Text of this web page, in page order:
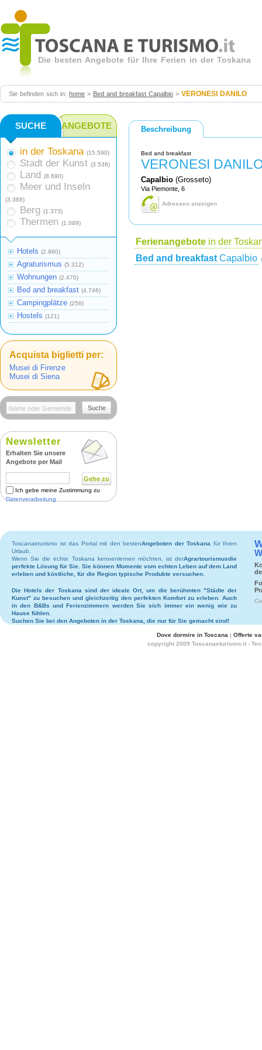
Die besten Angebote für Ihre Ferien in der Toskana
Sie befinden sich in: home > Bed and breakfast Capalbio > VERONESI DANILO
Beschreibung
Bed and breakfast
VERONESI
Capalbio (Grosseto)
Via Piemonte, 6
Adressen anzeigen
Ferienangebote in der
Bed and breakfast Capalbio
SUCHE ANGEBOTE
in der Toskana (15.590)
Stadt der Kunst (3.538)
Land (8.690)
Meer und Inseln
(3.368)
Berg (1.373)
Thermen (1.089)
Hotels (2.960)
Agraturismus (5.312)
Wohnungen (2.470)
Bed and breakfast (4.746)
Campingplätze (256)
Hostels (121)
Acquista biglietti per:
Musei di Firenze
Musei di Siena
Suche
Newsletter
Erhalten Sie unsere
Angebote per Mail
Gehe zu
Ich gebe meine Zustimmung zu
Datenverarbeitung
Toscanaeturismo ist das Portal mit den bestenAngeboten der Toskana für Ihren
Urlaub.
Wenn Sie die echte Toskana kennenlernen möchten, ist derAgrartourismusdie
perfekte Lösung für Sie. Sie können Momente vom echten Leben auf dem Land
erleben und köstliche, für die Region typische Produkte versuchen.
DieHotels der Toskana sind der ideale Ort, um die berühmten "Städte der
Kunst" zu besuchen und gleichzeitig den perfekten Komfort zu erleben. Auch
in den B&Bs undFerienzimmern werden Sie sich immer ein wenig wie zu
Hause fühlen.
Suchen Sie bei den Angeboten in der Toskana , die nur für Sie gemacht sind!
Dove dormire in Toscana | Offerte
copyright 2009 Toscanaeturismo.it -